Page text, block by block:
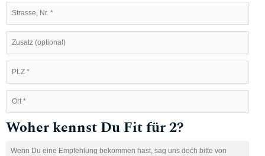
Woher kennst Du Fit für 2?